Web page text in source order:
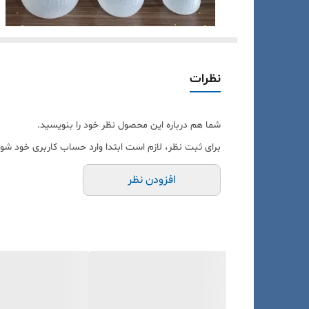
نظرات
شما هم درباره این محصول نظر خود را بنویسید.
برای ثبت نظر، لازم است ابتدا وارد حساب کاربری خود
افزودن نظر